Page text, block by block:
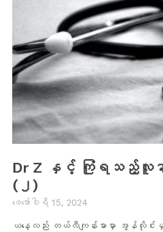
Dr Z နှင့် ကြုံရသည့်လူနာ
(၂)
ဖေ‌ဖော်ဝါရီ 15, 2024
ယနေ့လည်း တယ်လီကျန်းမာမှာ အွန်လို